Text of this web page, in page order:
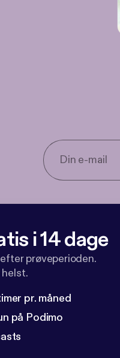
i 14 dage
prøveperioden.
helst.
pr. måned
på Podimo